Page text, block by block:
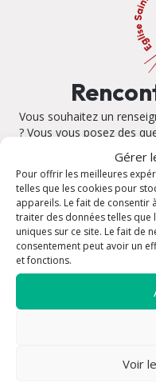
Gérer
Pour offrir les meilleures
telles que les cookies pour
appareils. Le fait de consentir
traiter des données telles que
uniques sur ce site. Le fait de
consentement peut avoir un
et fonctions.
Voir
Vous souhaitez un
? Vous vous posez des
Eglise Saint
Adresse : Place Louis
Salles saint